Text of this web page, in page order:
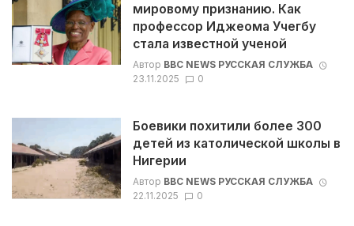
мировому признанию. Как
профессор Иджеома Учегбу
стала известной ученой
Автор BBC NEWS РУССКАЯ СЛУЖБА
23.11.2025
0
Боевики похитили более 300
детей из католической школы в
Нигерии
Автор BBC NEWS РУССКАЯ СЛУЖБА
22.11.2025
0